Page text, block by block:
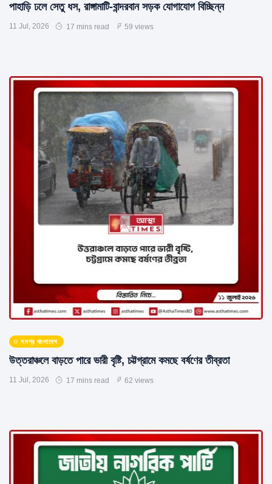
পাহাড়ি ঢলে সেতু ধস, রাঙ্গামাটি-বান্দরবান সড়ক যোগাযোগ বিচ্ছিন্ন
11 Jul, 2026 17 mins read 59 views
সমগ্র বাংলাদেশ
উত্তরাঞ্চলে বাড়তে পারে ভারী বৃষ্টি, চট্টগ্রামে কমছে বর্ষণের তীব্রতা
11 Jul, 2026 17 mins read 62 views